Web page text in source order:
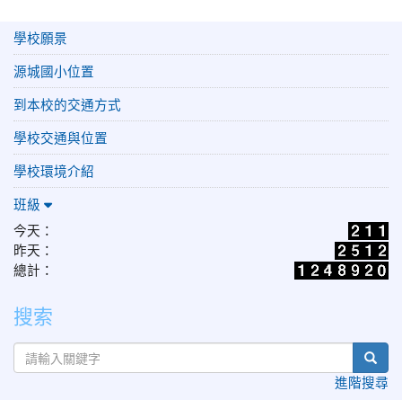
學校願景
源城國小位置
到本校的交通方式
學校交通與位置
學校環境介紹
班級
今天：
昨天：
總計：
搜索
進階搜尋